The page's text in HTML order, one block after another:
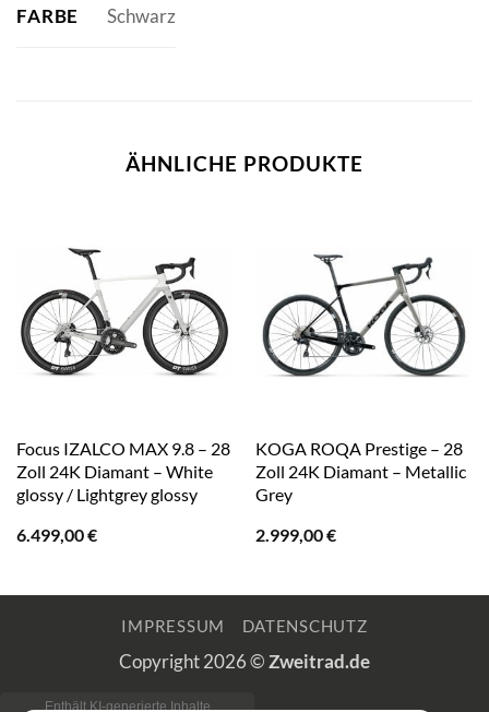
FARBE Schwarz
ÄHNLICHE PRODUKTE
Focus IZALCO MAX 9.8 – 28
Zoll 24K Diamant – White
glossy / Lightgrey glossy
6.499,00€
KOGA ROQA Prestige – 28
Zoll 24K Diamant – Metallic
Grey
2.999,00€
IMPRESSUM DATENSCHUTZ
Copyright 2026 ©Zweitrad.de